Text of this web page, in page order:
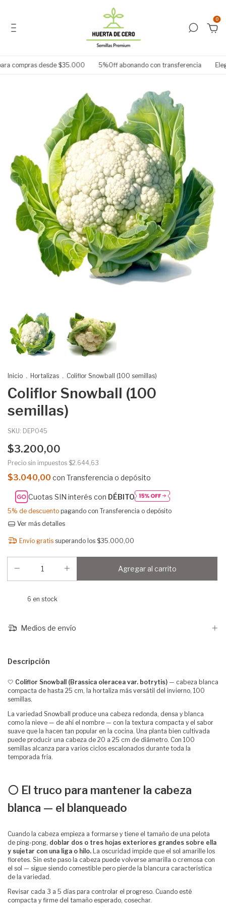
0
compras desde $35.000 5%Off abonando con transferencia Elegí
Inicio . Hortalizas . Coliflor Snowball (100 semillas)
Coliflor Snowball (100
semillas)
SKU: DEP045
$3.200,00
Precio sin impuestos $2.644,63
$3.040,00 con Transferencia o depósito
Cuotas SIN interés con DÉBITO
5% de descuento pagando con Transferencia o depósito
Ver más detalles
Envío gratis superando los $35.000,00
6 en stock
Medios de envío
Descripción
🤍 Coliflor Snowball (Brassica oleracea var. botrytis) — cabeza blanca
compacta de hasta 25 cm, la hortaliza más versátil del invierno, 100
semillas.
La variedad Snowball produce una cabeza redonda, densa y blanca
como la nieve — de ahí el nombre — con la textura compacta y el sabor
suave que la hacen tan popular en la cocina. Una planta bien cultivada
puede producir una cabeza de 20 a 25 cm de diámetro. Con 100
semillas alcanza para varios ciclos escalonados durante toda la
temporada fría.
⚪ El truco para mantener la cabeza
blanca — el blanqueado
Cuando la cabeza empieza a formarse y tiene el tamaño de una pelota
de ping-pong, doblar dos o tres hojas exteriores grandes sobre ella
y sujetar con una liga o hilo. La oscuridad impide que el sol amarille los
floretes. Sin este paso la cabeza puede volverse amarilla o cremosa con
el sol — sigue siendo comestible pero pierde la blancura característica
de la variedad.
Revisar cada 3 a 5 días para controlar el progreso. Cuando esté
compacta y firme del tamaño esperado, cosechar.